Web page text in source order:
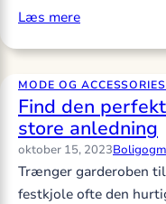
Læs mere
MODE OG ACCESSORIES
Find den
store anledning
oktober 15, 2023
Trænger garderoben
festkjole ofte den